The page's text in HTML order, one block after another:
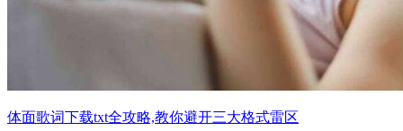
体面歌词下载txt全攻略,教你避开三大格式雷区